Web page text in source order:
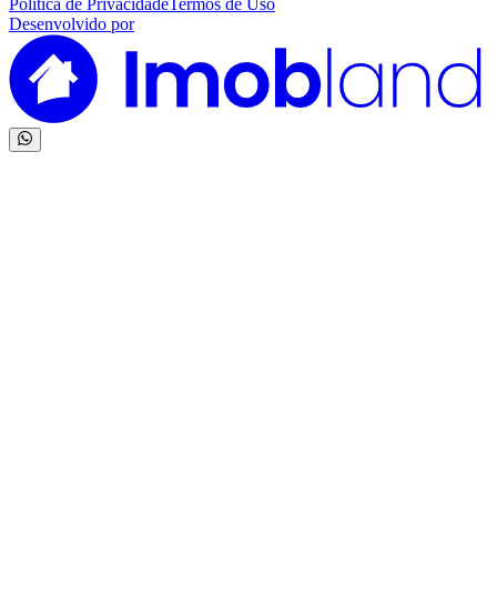
Desenvolvido por